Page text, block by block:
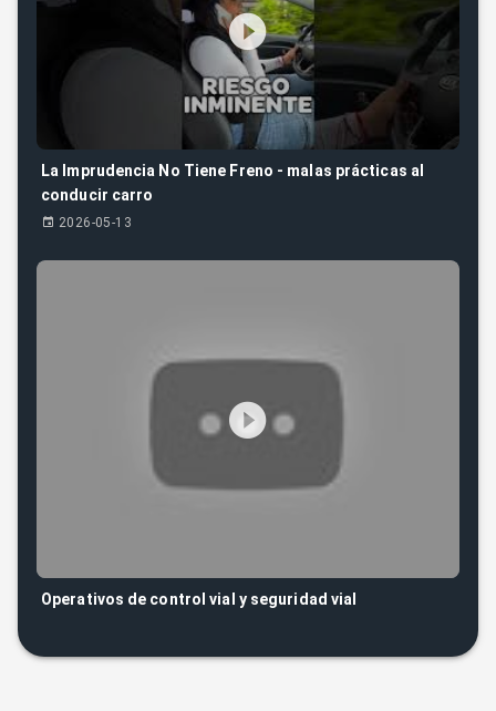
La Imprudencia No Tiene Freno - malas prácticas al
conducir carro
2026-05-13
Operativos de control vial y seguridad vial